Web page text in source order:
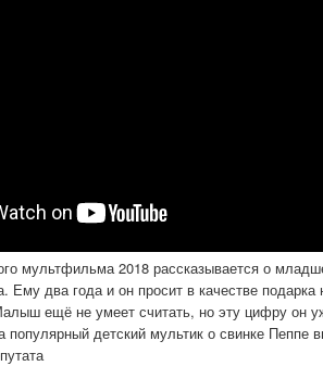
мультфильма 2018 рассказывается о
Ему два года и он просит в качестве
ещё не умеет считать, но эту цифру он
популярный детский мультик о свинке